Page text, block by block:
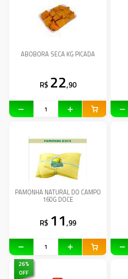
ABOBORA SECA KG PICADA
R$ 22,90
PAMONHA NATURAL DO CAMPO
160G DOCE
R$ 11,99
26%
OFF